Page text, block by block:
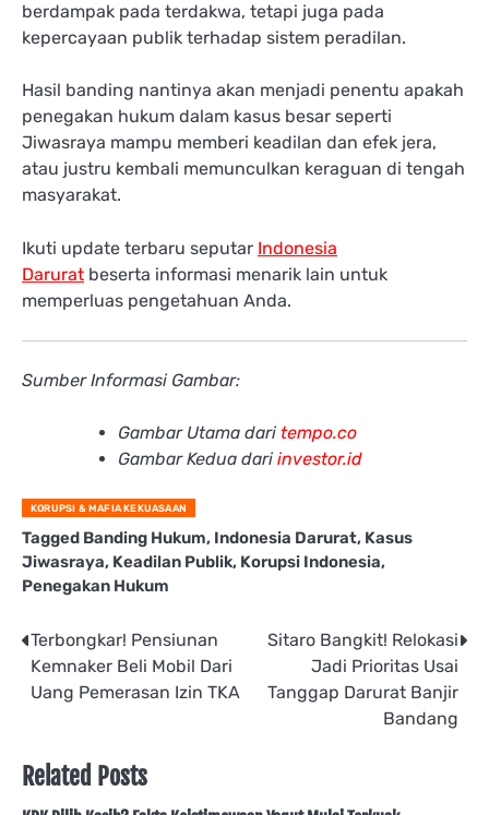
berdampak pada terdakwa, tetapi juga pada
kepercayaan publik terhadap sistem peradilan.
Hasil banding nantinya akan menjadi penentu apakah
penegakan hukum dalam kasus besar seperti
Jiwasraya mampu memberi keadilan dan efek jera,
atau justru kembali memunculkan keraguan di tengah
masyarakat.
Ikuti update terbaru seputar Indonesia
Darurat beserta informasi menarik lain untuk
memperluas pengetahuan Anda.
Sumber Informasi Gambar:
Gambar Utama dari tempo.co
Gambar Kedua dari investor.id
KORUPSI & MAFIA KEKUASAAN
Tagged Banding Hukum, Indonesia Darurat, Kasus
Jiwasraya, Keadilan Publik, Korupsi Indonesia,
Penegakan Hukum
Post
navigation
Terbongkar! Pensiunan
Kemnaker Beli Mobil Dari
Uang Pemerasan Izin TKA
Sitaro Bangkit! Relokasi
Jadi Prioritas Usai
Tanggap Darurat Banjir
Bandang
Related Posts